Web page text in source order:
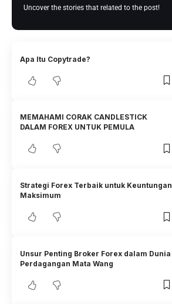
Uncover the stories that related to the post!
Apa Itu Copytrade?
MEMAHAMI CORAK CANDLESTICK
DALAM FOREX UNTUK PEMULA
Strategi Forex Terbaik untuk Keuntungan
Maksimum
Unsur Penting Broker Forex dalam Dunia
Perdagangan Mata Wang